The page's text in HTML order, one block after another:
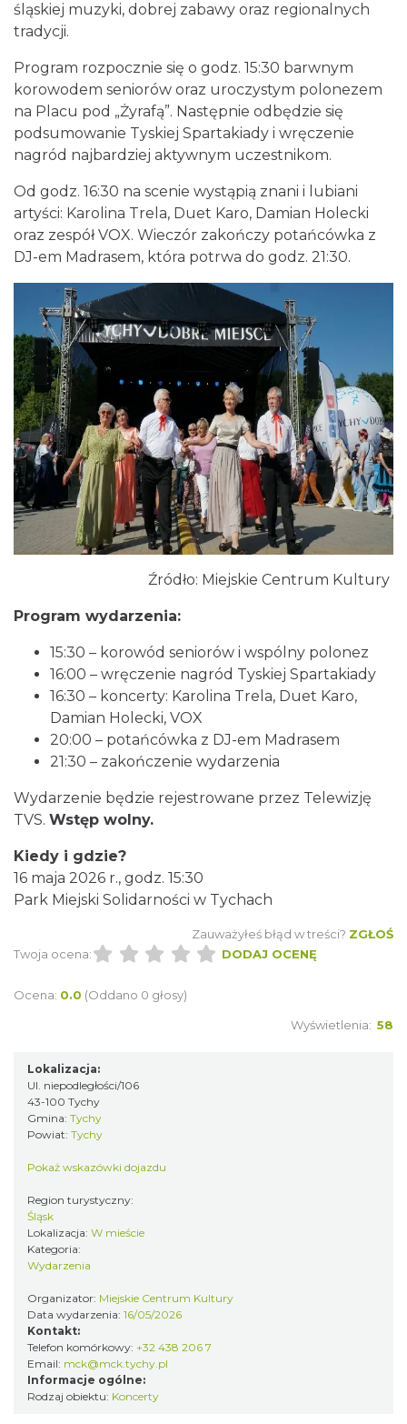
Święto Ziół w pszczyńskim skansenie
2026-08-15
13.88 km
Muzyka zespołu Metallica symfonicznie
2026
Katowice
2026-11-14
13.98 km
9.08.2026
Katowice
2026-08-03
14.54 km
Warsaw String Quartet - Jubileusz
Katowice
15.13 km
44. Rawa Blues Festival
Katowice
15.13 km
Katowice
15.13 km
śląskiej muzyki, dobrej zabawy oraz regionalnych
tradycji.
Program rozpocznie się o godz. 15:30 barwnym
korowodem seniorów oraz uroczystym polonezem
na Placu pod „Żyrafą”. Następnie odbędzie się
podsumowanie Tyskiej Spartakiady i wręczenie
nagród najbardziej aktywnym uczestnikom.
Od godz. 16:30 na scenie wystąpią znani i lubiani
artyści: Karolina Trela, Duet Karo, Damian Holecki
oraz zespół VOX. Wieczór zakończy potańcówka z
DJ-em Madrasem, która potrwa do godz. 21:30.
Źródło: Miejskie Centrum Kultury
Program wydarzenia:
15:30 – korowód seniorów i wspólny polonez
16:00 – wręczenie nagród Tyskiej Spartakiady
16:30 – koncerty: Karolina Trela, Duet Karo,
Damian Holecki, VOX
20:00 – potańcówka z DJ-em Madrasem
21:30 – zakończenie wydarzenia
Wydarzenie będzie rejestrowane przez Telewizję
TVS. Wstęp wolny.
Kiedy i gdzie?
16 maja 2026 r., godz. 15:30
Park Miejski Solidarności w Tychach
Zauważyłeś błąd w treści? ZGŁOŚ
Twoja ocena:
DODAJ OCENĘ
Ocena: 0.0 (Oddano 0 głosy)
Wyświetlenia: 58
Lokalizacja:
Ul. niepodległości/106
43-100 Tychy
Gmina: Tychy
Powiat: Tychy
Pokaż wskazówki dojazdu
Region turystyczny:
Śląsk
Lokalizacja: W mieście
Kategoria:
Wydarzenia
Organizator: Miejskie Centrum Kultury
Data wydarzenia: 16/05/2026
Kontakt:
Telefon komórkowy: +32 438 206 7
Email: mck@mck.tychy.pl
Informacje ogólne:
Rodzaj obiektu: Koncerty